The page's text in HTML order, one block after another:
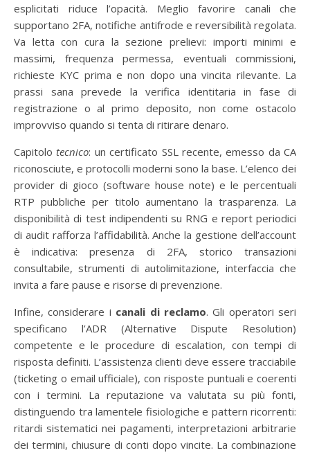
esplicitati riduce l’opacità. Meglio favorire canali che
supportano 2FA, notifiche antifrode e reversibilità regolata.
Va letta con cura la sezione prelievi: importi minimi e
massimi, frequenza permessa, eventuali commissioni,
richieste KYC prima e non dopo una vincita rilevante. La
prassi sana prevede la verifica identitaria in fase di
registrazione o al primo deposito, non come ostacolo
improvviso quando si tenta di ritirare denaro.
Capitolotecnico: un certificato SSL recente, emesso da CA
riconosciute, e protocolli moderni sono la base. L’elenco dei
provider di gioco (software house note) e le percentuali
RTP pubbliche per titolo aumentano la trasparenza. La
disponibilità di test indipendenti su RNG e report periodici
di audit rafforza l’affidabilità. Anche la gestione dell’account
è indicativa: presenza di 2FA, storico transazioni
consultabile, strumenti di autolimitazione, interfaccia che
invita a fare pause e risorse di prevenzione.
Infine, considerare i canali di reclamo. Gli operatori seri
specificano l’ADR (Alternative Dispute Resolution)
competente e le procedure di escalation, con tempi di
risposta definiti. L’assistenza clienti deve essere tracciabile
(ticketing o email ufficiale), con risposte puntuali e coerenti
con i termini. La reputazione va valutata su più fonti,
distinguendo tra lamentele fisiologiche e pattern ricorrenti:
ritardi sistematici nei pagamenti, interpretazioni arbitrarie
dei termini, chiusure di conti dopo vincite. La combinazione